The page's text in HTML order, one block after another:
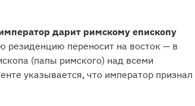
дарит римскому епископу
резиденцию переносит на восток — в
(папы римского) над всеми
указывается, что император признал